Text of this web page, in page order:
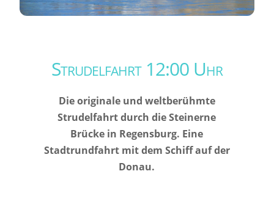
Strudelfahrt 12:00 Uhr
Die originale und weltberühmte
Strudelfahrt durch die Steinerne
Brücke in Regensburg. Eine
Stadtrundfahrt mit dem Schiff auf der
Donau.